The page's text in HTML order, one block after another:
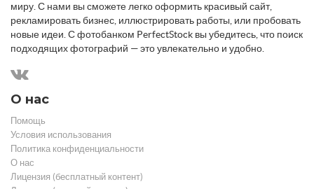
миру. С нами вы сможете легко оформить красивый сайт,
рекламировать бизнес, иллюстрировать работы, или пробовать
новые идеи. С фотобанком PerfectStock вы убедитесь, что поиск
подходящих фотографий — это увлекательно и удобно.
О нас
Помощь
Условия использования
Политика конфиденциальности
О нас
Лицензия (бесплатный контент)